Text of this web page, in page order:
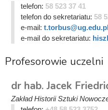
telefon: 58 523 37 41
telefon do sekretariatu: 58
e-mail: t.torbus@ug.edu.pl
e-mail do sekretariatu:
Profesorowie uczelni
dr hab. Jacek
Zakład Historii Sztuki